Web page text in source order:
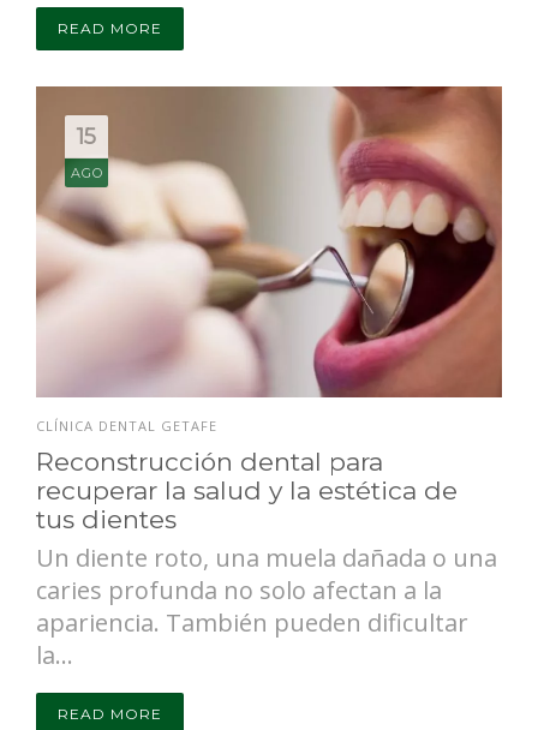
READ MORE
15
AGO
CLÍNICA DENTAL GETAFE
Reconstrucción dental para
recuperar la salud y la estética de
tus dientes
Un diente roto, una muela dañada o una
caries profunda no solo afectan a la
apariencia. También pueden dificultar
la...
READ MORE